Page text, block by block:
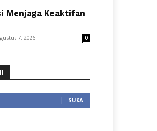
Menjaga Keaktifan
7, 2026 0
SUKA